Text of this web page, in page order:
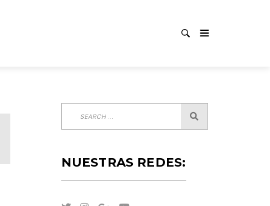
NUESTRAS REDES: